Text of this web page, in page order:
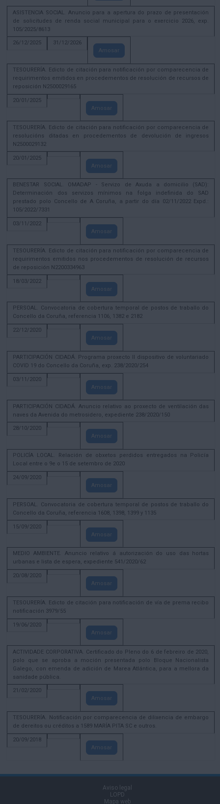
ASISTENCIA SOCIAL. Anuncio para a apertura do prazo de presentación
de solicitudes de renda social municipal para o exercicio 2026, exp.
105/2025/8613
26/12/2025
31/12/2026
Amosar
TESOURERÍA. Edicto de citación para notificación por comparecencia de
requirimentos emitidos en procedementos de resolución de recursos de
reposición N2500029165
20/01/2025
Amosar
TESOURERÍA. Edicto de citación para notificación por comparecencia de
resolucións ditadas en procedementos de devolución de ingresos
N2500029132
20/01/2025
Amosar
BENESTAR SOCIAL. OMADAP - Servizo de Axuda a domicilio (SAD):
Determinación dos servizos mínimos na folga indefinida do SAD
prestado polo Concello de A Coruña, a partir do día 02/11/2022 Expd.:
105/2022/7331
03/11/2022
Amosar
TESOURERÍA. Edicto de citación para notificación por comparecencia de
requirimentos emitidos nos procedementos de resolución de recursos
de reposición N2200334963
18/03/2022
Amosar
PERSOAL. Convocatoria de cobertura temporal de postos de traballo do
Concello da Coruña, referencia 1106, 1382 e 2182
22/12/2020
Amosar
PARTICIPACIÓN CIDADÁ. Programa proxecto II dispositivo de voluntariado
COVID 19 do Concello da Coruña, exp. 238/2020/254
03/11/2020
Amosar
PARTICIPACIÓN CIDADÁ. Anuncio relativo ao proxecto de ventilación das
naves da Avenida do metrosidero, expediente 238/2020/150
28/10/2020
Amosar
POLICÍA LOCAL. Relación de obxetos perdidos entregados na Policía
Local entre o 9e o 15 de setembro de 2020
24/09/2020
Amosar
PERSOAL. Convocatoria de cobertura temporal de postos de traballo do
Concello da Coruña, referencia 1608, 1398, 1399 y 1135
15/09/2020
Amosar
MEDIO AMBIENTE. Anuncio relativo á autorización do uso das hortas
urbanas e lista de espera, expediente 541/2020/62
20/08/2020
Amosar
TESOURERÍA. Edicto de citación para notificación de vía de prema recibo
notificación 3979/55
19/06/2020
Amosar
ACTIVIDADE CORPORATIVA. Certificado do Pleno do 6 de febreiro de 2020,
polo que se aproba a moción presentada polo Bloque Nacionalista
Galego, con emenda de adición de Marea Atlántica, para a mellora da
sanidade pública.
21/02/2020
Amosar
TESOURERÍA. Notificación por comparecencia de dilixencia de embargo
de dereitos ou créditos a 1589 MARÍA PITA SC e outros.
20/09/2018
Amosar
Aviso legal
LOPD
Mapa web